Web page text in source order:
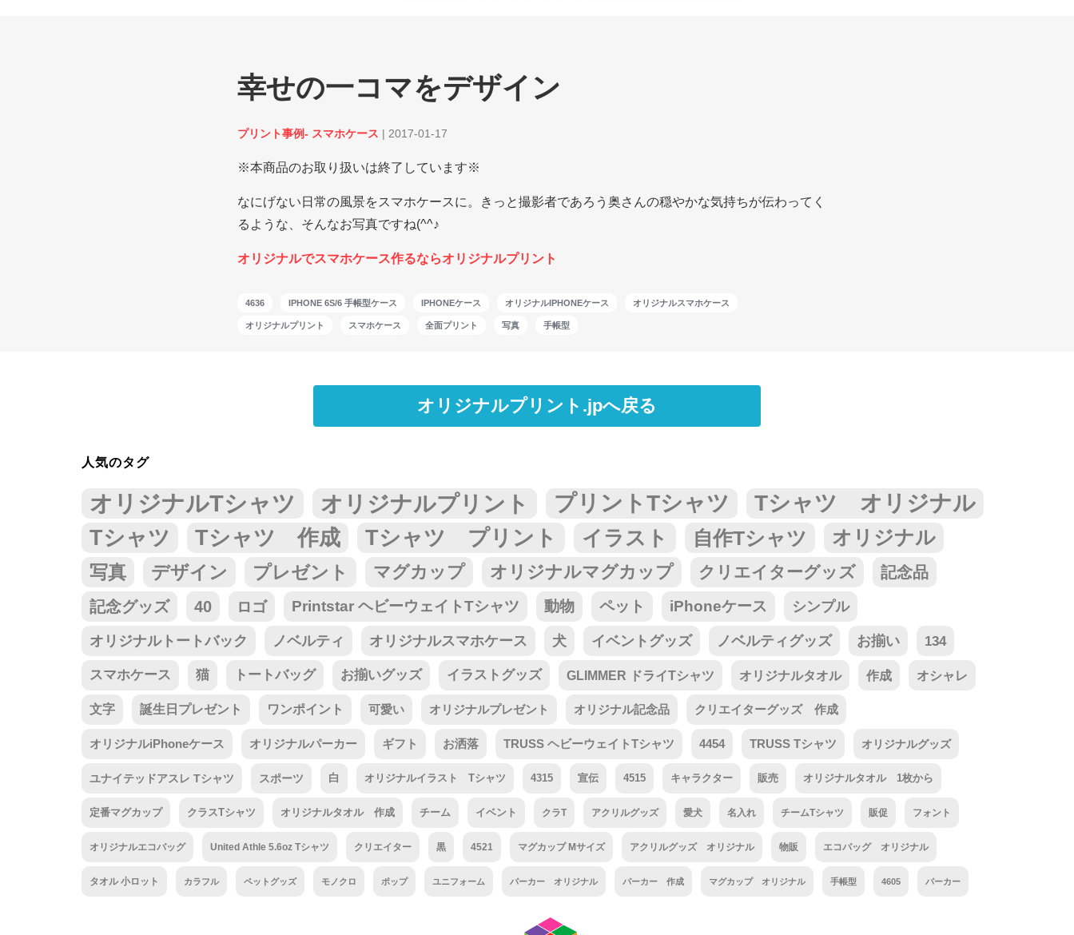
幸せの一コマをデザイン
プリント事例- スマホケース | 2017-01-17
※本商品のお取り扱いは終了しています※
なにげない日常の風景をスマホケースに。きっと撮影者であろう奥さんの穏やかな気持ちが伝わってく
るような、そんなお写真ですね(^^♪
オリジナルでスマホケース作るならオリジナルプリント
4636 IPHONE 6S/6 手帳型ケース IPHONEケース オリジナルIPHONEケース オリジナルスマホケース
オリジナルプリント スマホケース 全面プリント 写真 手帳型
オリジナルプリント.jpへ戻る
人気のタグ
オリジナルTシャツ オリジナルプリント プリントTシャツ
Tシャツ オリジナル
Tシャツ
Tシャツ 作成 Tシャツ プリント イラスト 自作Tシャツ オリジナル
写真 デザイン プレゼント マグカップ オリジナルマグカップ クリエイターグッズ
記念品
記念グッズ
40 ロゴ Printstar ヘビーウェイトTシャツ 動物 ペット iPhoneケース シンプル
オリジナルトートバック ノベルティ オリジナルスマホケース 犬 イベントグッズ ノベルティグッズ お揃い 134
スマホケース 猫 トートバッグ お揃いグッズ イラストグッズ GLIMMER ドライTシャツ オリジナルタオル 作成 オシャレ
文字 誕生日プレゼント ワンポイント 可愛い オリジナルプレゼント オリジナル記念品 クリエイターグッズ 作成
オリジナルiPhoneケース オリジナルパーカー ギフト お洒落 TRUSS ヘビーウェイトTシャツ 4454 TRUSS Tシャツ オリジナルグッズ
ユナイテッドアスレ Tシャツ スポーツ 白 オリジナルイラスト Tシャツ 4315 宣伝 4515 キャラクター 販売 オリジナルタオル 1枚から
定番マグカップ クラスTシャツ オリジナルタオル 作成 チーム イベント クラT アクリルグッズ 愛犬 名入れ チームTシャツ 販促 フォント
オリジナルエコバッグ United Athle 5.6oz Tシャツ クリエイター 黒 4521 マグカップ Mサイズ アクリルグッズ オリジナル 物販 エコバッグ オリジナル
タオル 小ロット カラフル ペットグッズ モノクロ ポップ ユニフォーム パーカー オリジナル パーカー 作成 マグカップ オリジナル 手帳型 4605 パーカー